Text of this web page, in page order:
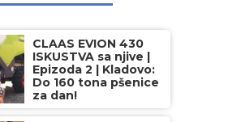
CLAAS EVION 430
ISKUSTVA sa njive |
Epizoda 2 | Kladovo:
Do 160 tona pšenice
za dan!